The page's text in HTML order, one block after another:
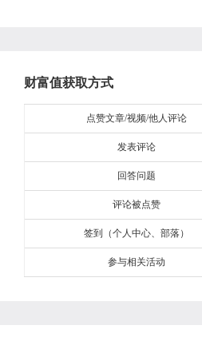
财富值获取方式
点赞文章/视频/他人评论
发表评论
回答问题
评论被点赞
签到（个人中心、部落）
参与相关活动